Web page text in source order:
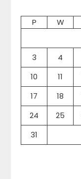
P W
3
4
10
11
17
18
24
25
31